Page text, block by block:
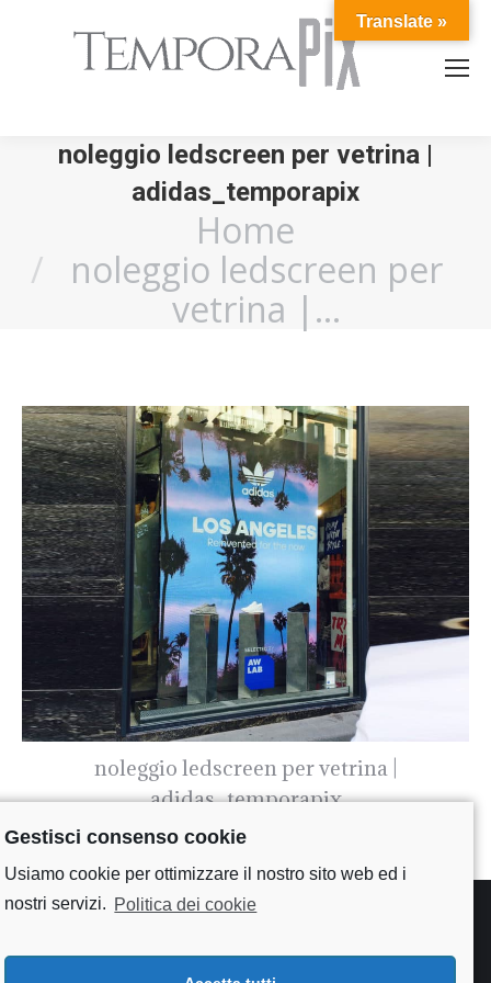
Gestisci consenso cookie
Usiamo cookie per ottimizzare il nostro sito web ed i
nostri servizi. Politica dei cookie
noleggio ledscreen per vetrina |
adidas_temporapix
Home
noleggio ledscreen per
vetrina |…
noleggio ledscreen per vetrina |
adidas_temporapix
Translate »